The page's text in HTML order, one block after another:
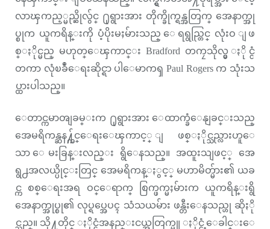
လာၾကည့္မည္ဆိုလွ်င္ ႐ုရွားအား တိုက္ခိုက္ရန္အတြက္ အေနာက္အု
ပ္စုက ယူကရိန္းကို ပံ့ပိုးမႈမ်ားသည္ ေရရွည္တြင္ လုံးဝ ျဖ
စ္ႏိုင္မည္ မဟုတ္ေၾကာင္း Bradford တကၠသိုလ္မွ ႏိုင္ငံ
တကာ လုံၿခဳံေရးဆိုင္ရာ ပါေမာကၡ Paul Rogers က သုံးသ
ပ္ထားပါသည္။
ေတာင္ကမာၻျခမ္းက ႐ုရွားအား ေထာက္ခံေနျခင္းသည္
အေမရိကန္ဆန႔္က်င္ေရးေၾကာင့္ ျဖစ္ႏိုင္သည္လားဟူေ
သာ ေမးခြန္းလည္း ရွိေနသည္။ အထူးသျဖင့္ အေ
ရွ႕အလယ္ပိုင္းတြင္ အေမရိကန္ႏွင့္ မဟာမိတ္မ်ား၏ ယခ
င္က စစ္ေရးအရ ဝင္ေရာက္ စြက္ဖက္မႈမ်ားက ယူကရိန္းရွိ
အေနာက္အုပ္စု၏ လုပ္ရပ္အေပၚ သံသယမ်ား ဖန္တီးေနသည္ဟု ဆိုႏို
င္သည္။ သို႔တိုင္ ႏိုင္ငံအနည္းငယ္အတြက္မူ ႏိုင္ငံ့ေခါင္းေ